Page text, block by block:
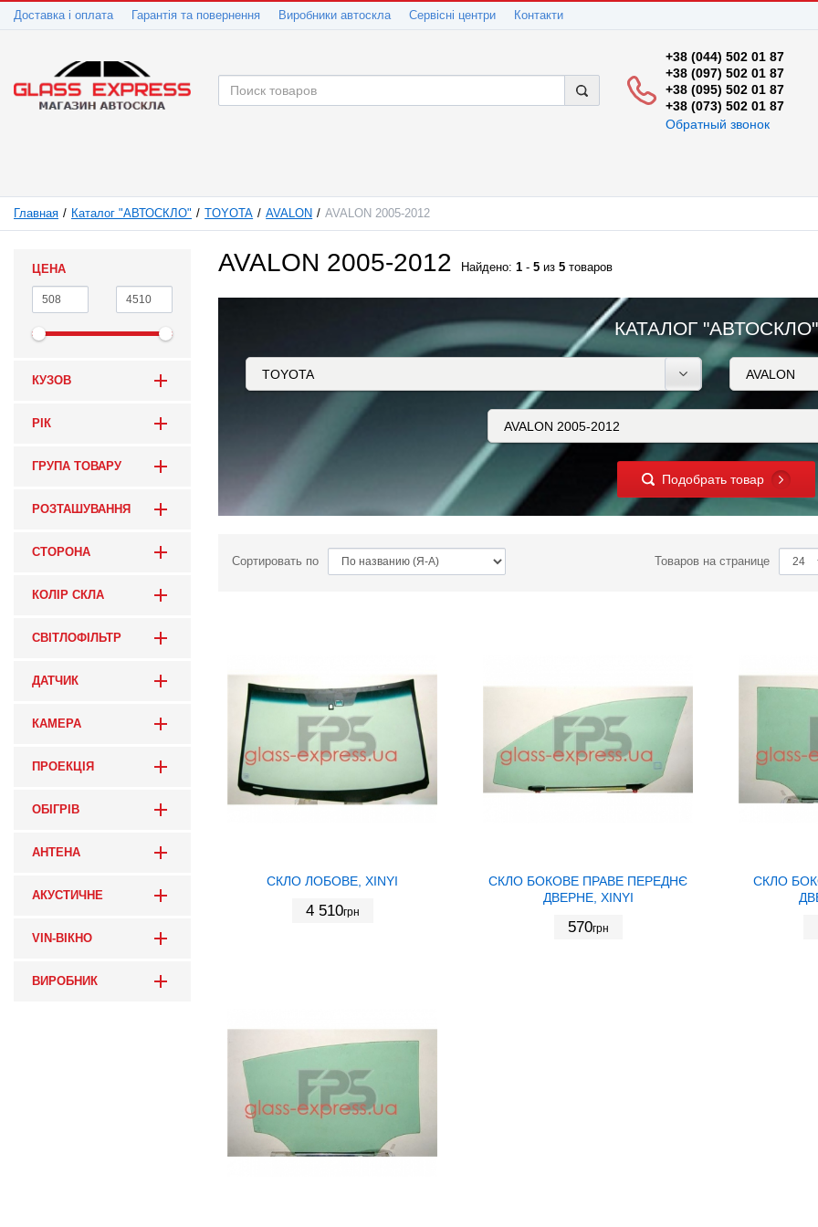
Доставка і оплата Гарантія та повернення Виробники автоскла Сервісні центри Контакти
+38 (044) 502 01 87
+38 (097) 502 01 87
+38 (095) 502 01 87
+38 (073) 502 01 87
Обратный звонок
Главная Каталог "АВТОСКЛО" TOYOTA AVALON AVALON 2005-2012
ЦЕНА
КУЗОВ
РІК
ГРУПА ТОВАРУ
РОЗТАШУВАННЯ
СТОРОНА
КОЛІР СКЛА
СВІТЛОФІЛЬТР
ДАТЧИК
КАМЕРА
ПРОЕКЦІЯ
ОБІГРІВ
АНТЕНА
АКУСТИЧНЕ
VIN-ВІКНО
ВИРОБНИК
AVALON 2005-2012 Найдено: 1 - 5 из 5 товаров
КАТАЛОГ "АВТОСКЛО"
Подобрать товар
Сортировать по Товаров на странице
СКЛО ЛОБОВЕ, XINYI
4 510грн
СКЛО БОКОВЕ ПРАВЕ ПЕРЕДНЄ
ДВЕРНЕ, XINYI
570грн
СКЛО